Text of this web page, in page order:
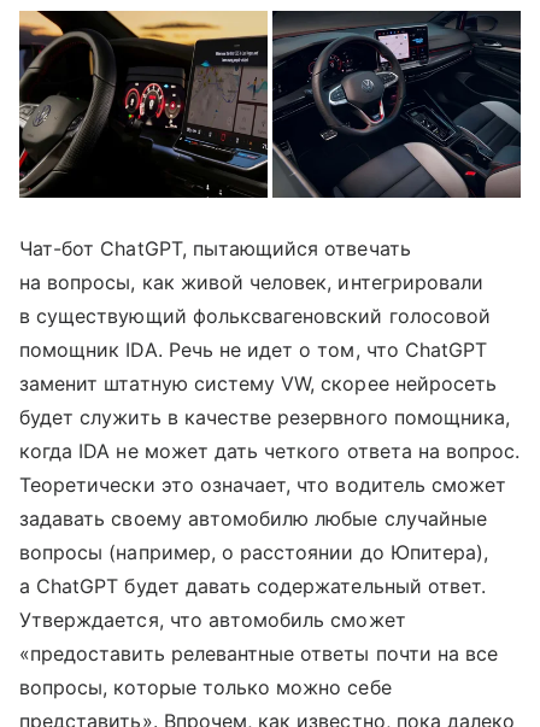
Чат-бот ChatGPT, пытающийся отвечать
на вопросы, как живой человек, интегрировали
в существующий фольксвагеновский голосовой
помощник IDA. Речь не идет о том, что ChatGPT
заменит штатную систему VW, скорее нейросеть
будет служить в качестве резервного помощника,
когда IDA не может дать четкого ответа на вопрос.
Теоретически это означает, что водитель сможет
задавать своему автомобилю любые случайные
вопросы (например, о расстоянии до Юпитера),
а ChatGPT будет давать содержательный ответ.
Утверждается, что автомобиль сможет
«предоставить релевантные ответы почти на все
вопросы, которые только можно себе
представить». Впрочем, как известно, пока далеко